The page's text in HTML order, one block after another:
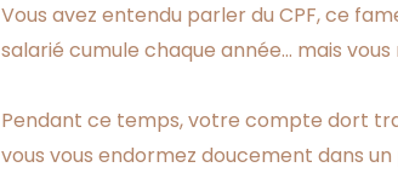
Vous avez entendu parler du CPF, ce
salarié cumule chaque année… mais vous
Pendant ce temps, votre compte dort
vous vous endormez doucement dans